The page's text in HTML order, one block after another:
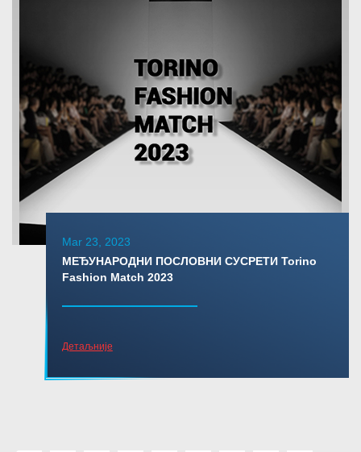
Mar 23, 2023
МЕЂУНАРОДНИ ПОСЛОВНИ СУСРЕТИ Torino
Fashion Match 2023
Детаљније